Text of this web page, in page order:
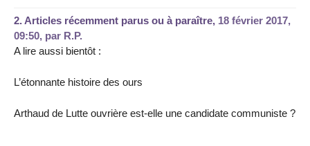
2.Articles récemment parus ou à paraître, 18 février 2017,
09:50, par R.P.
A lire aussi bientôt :
L’étonnante histoire des ours
Arthaud de Lutte ouvrière est-elle une candidate communiste ?